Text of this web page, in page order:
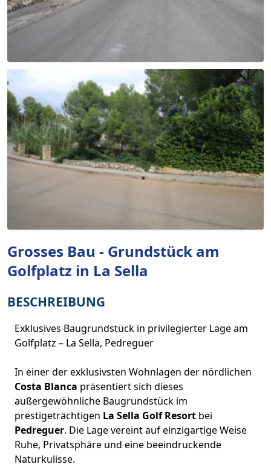
Grosses Bau - Grundstück am
Golfplatz in La Sella
BESCHREIBUNG
Exklusives Baugrundstück in privilegierter Lage am
Golfplatz – La Sella, Pedreguer
In einer der exklusivsten Wohnlagen der nördlichen
Costa Blanca präsentiert sich dieses
außergewöhnliche Baugrundstück im
prestigeträchtigen La Sella Golf Resort bei
Pedreguer. Die Lage vereint auf einzigartige Weise
Ruhe, Privatsphäre und eine beeindruckende
Naturkulisse.